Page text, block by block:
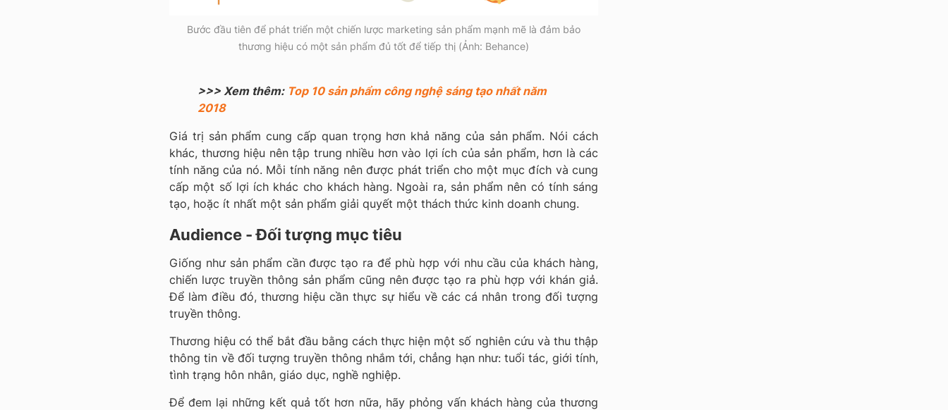
Bước đầu tiên để phát triển một chiến lược marketing sản phẩm mạnh mẽ là đảm bảo
thương hiệu có một sản phẩm đủ tốt để tiếp thị (Ảnh: Behance)
>>> Xem thêm: Top 10 sản phẩm công nghệ sáng tạo nhất năm
2018
Giá trị sản phẩm cung cấp quan trọng hơn khả năng của sản phẩm. Nói cách
khác, thương hiệu nên tập trung nhiều hơn vào lợi ích của sản phẩm, hơn là các
tính năng của nó. Mỗi tính năng nên được phát triển cho một mục đích và cung
cấp một số lợi ích khác cho khách hàng. Ngoài ra, sản phẩm nên có tính sáng
tạo, hoặc ít nhất một sản phẩm giải quyết một thách thức kinh doanh chung.
Audience - Đối tượng mục tiêu
Giống như sản phẩm cần được tạo ra để phù hợp với nhu cầu của khách hàng,
chiến lược truyền thông sản phẩm cũng nên được tạo ra phù hợp với khán giả.
Để làm điều đó, thương hiệu cần thực sự hiểu về các cá nhân trong đối tượng
truyền thông.
Thương hiệu có thể bắt đầu bằng cách thực hiện một số nghiên cứu và thu thập
thông tin về đối tượng truyền thông nhắm tới, chẳng hạn như: tuổi tác, giới tính,
tình trạng hôn nhân, giáo dục, nghề nghiệp.
Để đem lại những kết quả tốt hơn nữa, hãy phỏng vấn khách hàng của thương